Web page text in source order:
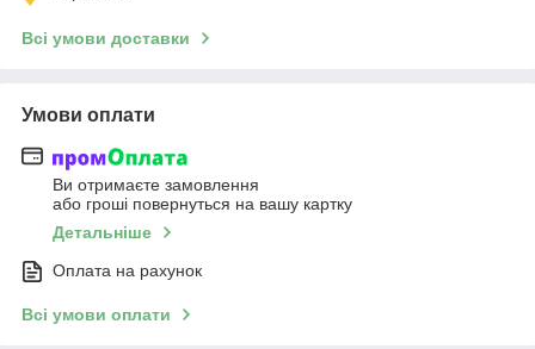
Всі умови доставки
Умови оплати
Ви отримаєте замовлення
або гроші повернуться на вашу картку
Детальніше
Оплата на рахунок
Всі умови оплати